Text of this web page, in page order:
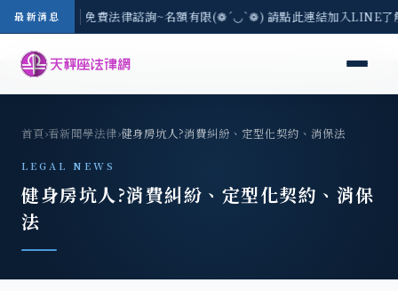
最新消息
-8/3(一) 現場免費法律諮詢~名額有限(❁´◡`❁) 請點此連結加入LINE
首頁›看新聞學法律›健身房坑人?消費糾紛、定型化契約、消保法
LEGAL NEWS
健身房坑人?消費糾紛、定型化契約、消保
法